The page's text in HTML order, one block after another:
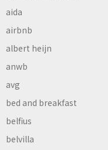
aida
airbnb
albert heijn
anwb
avg
bed and breakfast
belfius
belvilla